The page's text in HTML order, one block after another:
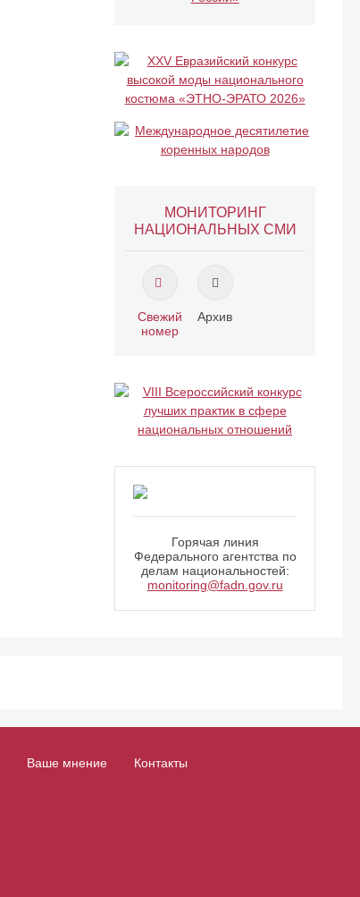
МОНИТОРИНГ
НАЦИОНАЛЬНЫХ СМИ
Свежий
номер
Архив
Горячая линия
Федерального агентства по
делам национальностей:
monitoring@fadn.gov.ru
Ваше мнение Контакты